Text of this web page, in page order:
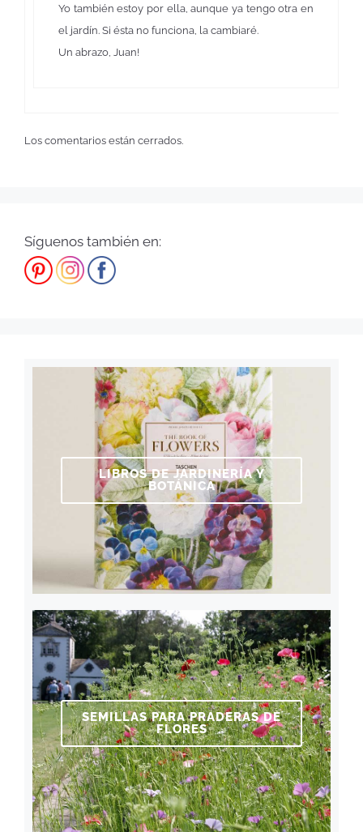
Yo también estoy por ella, aunque ya tengo otra en
el jardín. Si ésta no funciona, la cambiaré.
Un abrazo, Juan!
Los comentarios están cerrados.
Síguenos también en:
LIBROS DE JARDINERÍA Y
BOTÁNICA
SEMILLAS PARA PRADERAS DE
FLORES